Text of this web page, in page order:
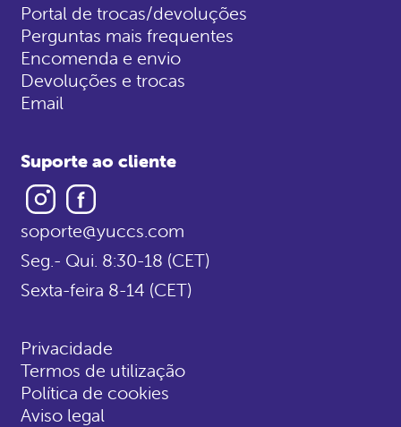
Portal de trocas/devoluções
Perguntas mais frequentes
Encomenda e envio
Devoluções e trocas
Email
Suporte ao cliente
Instagram
soporte@yuccs.com
Seg.- Qui. 8:30-18 (CET)
Sexta-feira 8-14 (CET)
Privacidade
Termos de utilização
Política de cookies
Aviso legal